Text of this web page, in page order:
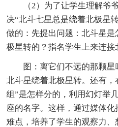
（2）为了让学生理解爷爷
决“北斗七星总是绕着北极星
做的：先提出问题：北斗星
极星转的？指名学生上来连接
图：离它们不远的那颗星
北斗星绕着北极星转。还有
组”是怎样分的，利用幻灯举
座的名字。这样，通过媒体
难点，培养了学生的观察力、